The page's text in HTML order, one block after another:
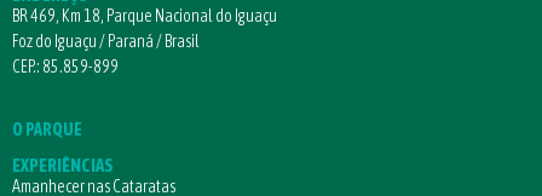
BR 469, Km 18, Parque Nacional do Iguaçu
Foz do Iguaçu / Paraná / Brasil
CEP.: 85.859-899
O PARQUE
EXPERIÊNCIAS
Amanhecer nas Cataratas